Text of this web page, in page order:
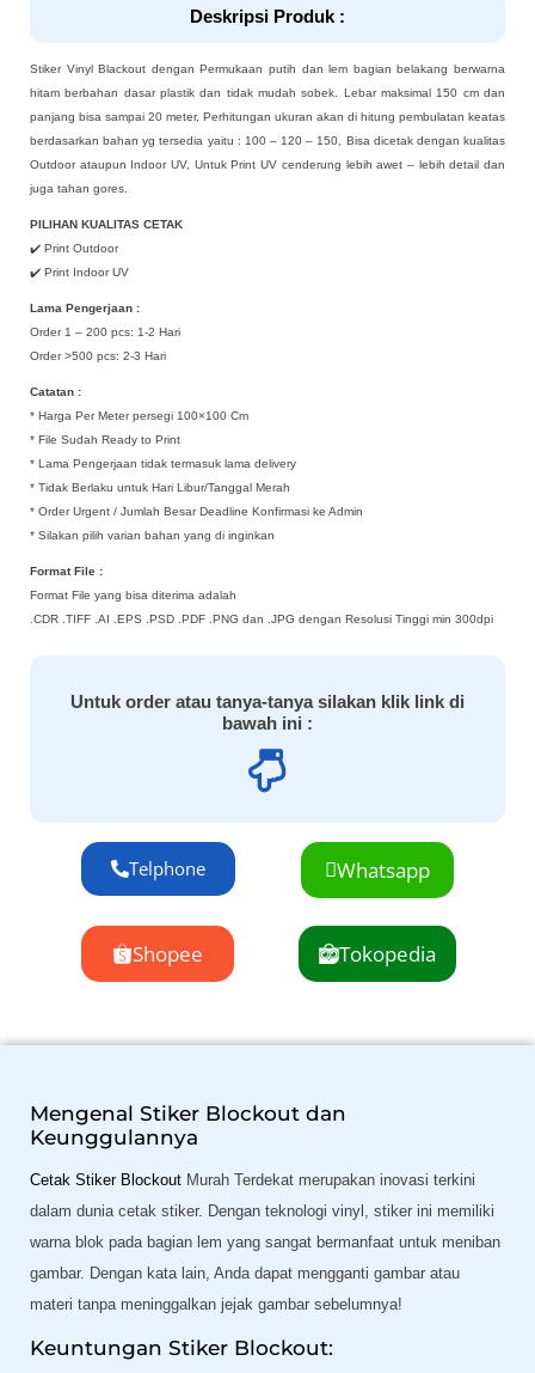
Deskripsi Produk :
Stiker Vinyl Blackout dengan Permukaan putih dan lem bagian belakang berwarna
hitam berbahan dasar plastik dan tidak mudah sobek. Lebar maksimal 150 cm dan
panjang bisa sampai 20 meter, Perhitungan ukuran akan di hitung pembulatan keatas
berdasarkan bahan yg tersedia yaitu : 100 – 120 – 150, Bisa dicetak dengan kualitas
Outdoor ataupun Indoor UV, Untuk Print UV cenderung lebih awet – lebih detail dan
juga tahan gores.
PILIHAN KUALITAS CETAK
✔️ Print Outdoor
✔️ Print Indoor UV
Lama Pengerjaan :
Order 1 – 200 pcs: 1-2 Hari
Order >500 pcs: 2-3 Hari
Catatan :
* Harga Per Meter persegi 100×100 Cm
* File Sudah Ready to Print
* Lama Pengerjaan tidak termasuk lama delivery
* Tidak Berlaku untuk Hari Libur/Tanggal Merah
* Order Urgent / Jumlah Besar Deadline Konfirmasi ke Admin
* Silakan pilih varian bahan yang di inginkan
Format File :
Format File yang bisa diterima adalah
.CDR .TIFF .AI .EPS .PSD .PDF .PNG dan .JPG dengan Resolusi Tinggi min 300dpi
Untuk order atau tanya-tanya silakan klik link di
bawah ini :
Telphone Whatsapp
Shopee Tokopedia
Mengenal Stiker Blockout dan
Keunggulannya
Cetak Stiker Blockout Murah Terdekat merupakan inovasi terkini
dalam dunia cetak stiker. Dengan teknologi vinyl, stiker ini memiliki
warna blok pada bagian lem yang sangat bermanfaat untuk meniban
gambar. Dengan kata lain, Anda dapat mengganti gambar atau
materi tanpa meninggalkan jejak gambar sebelumnya!
Keuntungan Stiker Blockout: